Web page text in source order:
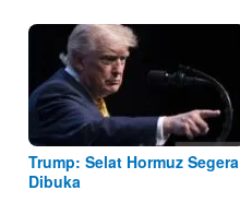
Trump: Selat Hormuz Segera
Dibuka